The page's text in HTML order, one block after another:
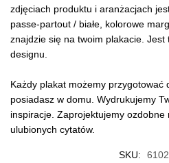
zdjęciach produktu i aranżacjach
passe-partout / białe, kolorowe
znajdzie się na twoim plakacie. Jest
designu.
Każdy plakat możemy przygotować
posiadasz w domu. Wydrukujemy
inspiracje. Zaprojektujemy ozdobne
ulubionych cytatów.
SKU: